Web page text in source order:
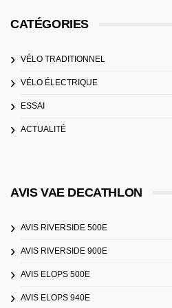
CATÉGORIES
VÉLO TRADITIONNEL
VÉLO ÉLECTRIQUE
ESSAI
ACTUALITÉ
AVIS VAE DECATHLON
AVIS RIVERSIDE 500E
AVIS RIVERSIDE 900E
AVIS ELOPS 500E
AVIS ELOPS 940E